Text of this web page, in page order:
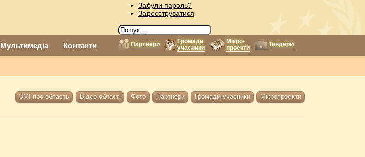
Забули пароль?
Зареєструватися
Мультимедіа Контакти Партнери
Громади
учасники
Мікро-
проекти
Тендери
ЗМІ про область Відео області Фото Партнери Громади-учасники Мікропроекти